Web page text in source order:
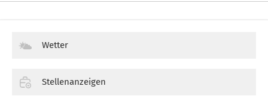
Wetter
Stellenanzeigen